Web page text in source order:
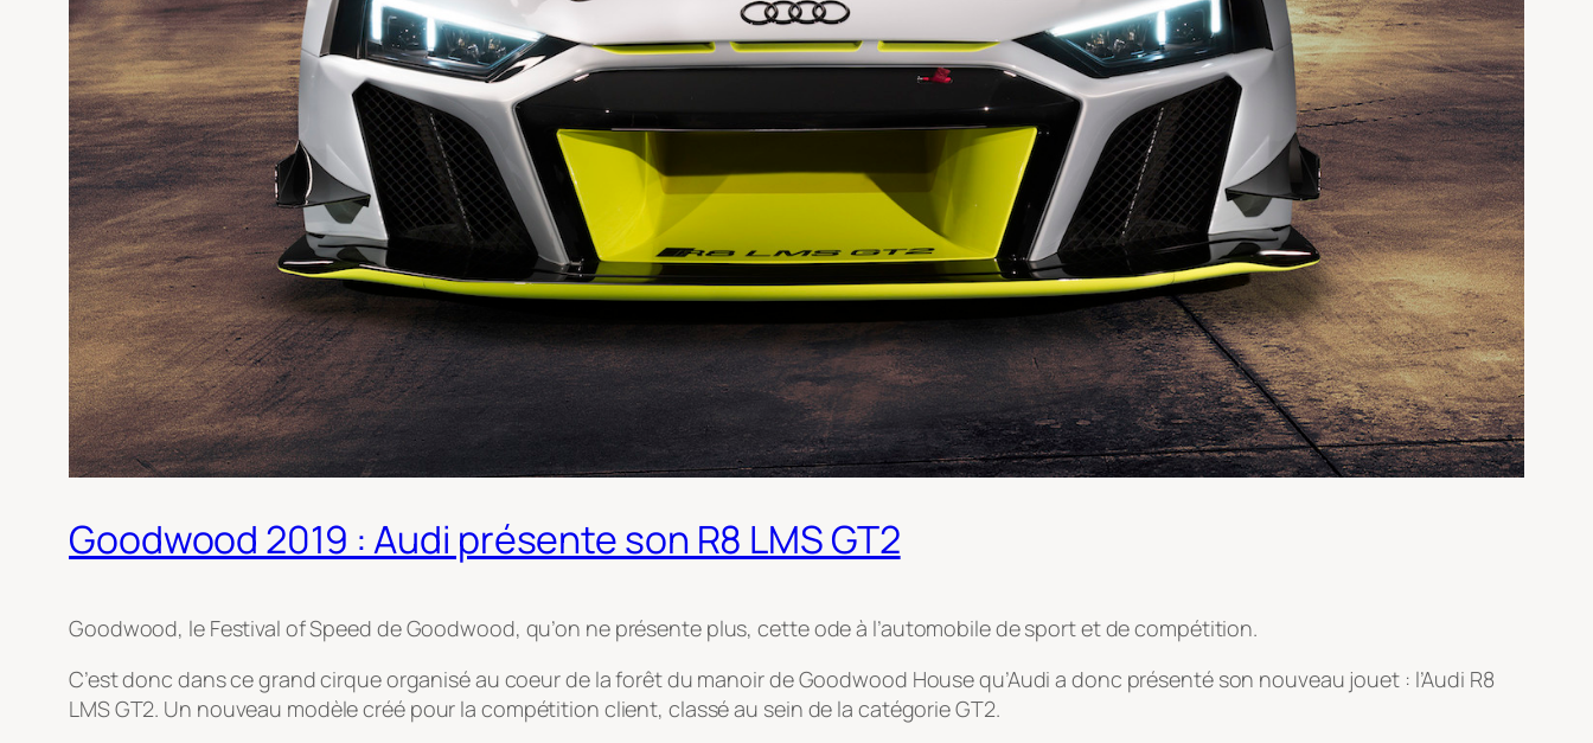
Goodwood 2019 : Audi présente son R8 LMS GT2
Goodwood, le Festival of Speed de Goodwood, qu’on ne présente plus, cette ode à l’automobile de sport et de compétition.
C’est donc dans ce grand cirque organisé au coeur de la forêt du manoir de Goodwood House qu’Audi a donc présenté son nouveau jouet : l’Audi R8
LMS GT2. Un nouveau modèle créé pour la compétition client, classé au sein de la catégorie GT2.